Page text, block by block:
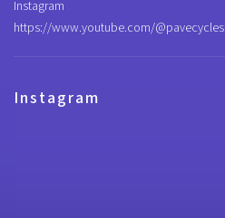
Instagram
https://www.youtube.com/@pavecycles
Instagram